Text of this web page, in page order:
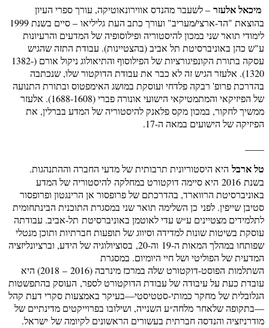
מיכאל אלעזר – לשעבר מהנדס אווירונאוטיקה, עורך ספרי העיון
בהוצאת "הד-ארצי/מעריב" ועורך כתב העת גליליאו – סיים בשנת 1999
לימודי תואר שני במכון להיסטוריה ופילוסופיה של המדעים והרעיונות
ע"ש כהן באוניברסיטת תל אביב (בהצטיינות). עבודת התזה שהגיש
עסקה בתורת הקונפיגורציות של הפילוסוף והתיאולוג ניקול אורם (1382-
1320). אלעזר הגיש זה לא כבר את עבודת הדוקטור שלו, שנכתבה
בהדרכת פרופ' רבקה פלדחי ועוסקת במושג האימפטוס ובתורת התנועה
של הפיזיקאי והמתמטיקאי הישועי אונורה פברי (1688-1608). אלעזר
ממשיך לחקור, במכון מקס פלאנק להיסטוריה של המדע בברלין, את
הפיזיקה של הישועים במאה ה-17.
טל ארבל היא היסטוריונית תרבותית של מדעי החברה וההתנהגות.
בשנת 2016 היא סיימה דוקטורט במחלקה להיסטוריה של המדע
באוניברסיטת הרווארד, בהדרכתם של פרופסור אן הרינגטון ופרופסור
סטיבן שייפין. לפני כן השלימה תואר שני במסגרת התוכנית הבינתחומית
לתלמידים מצטיינים ע״ש עדי לאוטמן באוניברסיטת תל-אביב. עבודתה
עוסקת בשיטות שונות למדידה וסיווג של תופעות חברתיות ותוכן מנטלי
שפותחו במהלך המאות ה-19 וה-20, בסוציולוגיה של הידע, וברציונליזציה
המדעית של הפוליטי ושל חיי היומיום. במסגרת
השתלמות הפוסט-דוקטורט שלה במרכז מינרבה (2016 – 2018) היא
עובדת כעת על עיבודה של עבודת הדוקטורט לספר, העוסק בהתפשטות
הגלובלית של מחקר כמותי-סטטיסטי—בעיקר באמצעות סקרי דעת קהל
—בתקופה שלאחר מלחה״ע השנייה, ושילובו בפרוייקטים מדינתיים של
מודרניזציה והנדסה חברתית בעשורים הראשונים לקיומה של ישראל.